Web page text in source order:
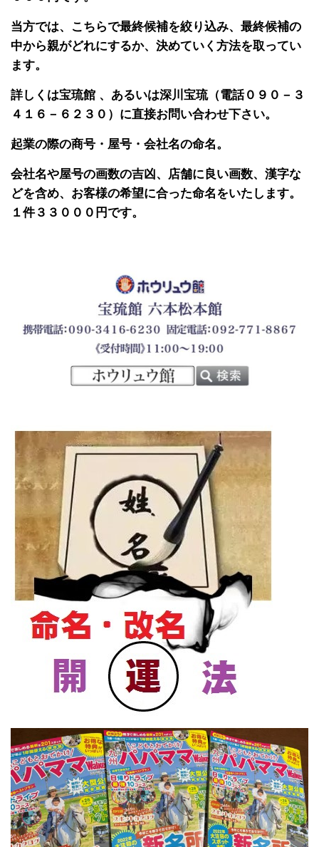
当方では、こちらで最終候補を絞り込み、最終候補の
中から親がどれにするか、決めていく方法を取ってい
ます。
詳しくは宝琉館 、あるいは深川宝琉（電話０９０－３
４１６－６２３０）に直接お問い合わせ下さい。
起業の際の商号・屋号・会社名の命名。
会社名や屋号の画数の吉凶、店舗に良い画数、漢字な
どを含め、お客様の希望に合った命名をいたします。
１件３３０００円です。